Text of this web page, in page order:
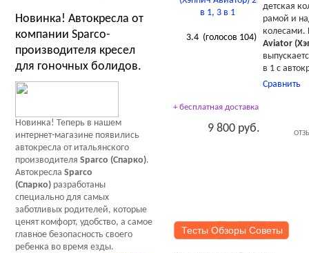
3.4 (голосов 104)
детская
рамой и
колесами.
Aviator
в 1 с
Сравнить
+ бесплатная доставка
9 800 руб.
Тесты Обзоры Советы
Новинка! Автокресла от
компании Sparco-
производителя кресел
для гоночных болидов.
Новинка! Теперь в нашем
интернет-магазине появились
автокресла от итальянского
производителя Sparco (Спарко).
Автокресла Sparco
(Спарко) разработаны
специально для самых
заботливых родителей, которые
ценят комфорт, удобство, а самое
главное безопасность своего
ребенка во время езды.